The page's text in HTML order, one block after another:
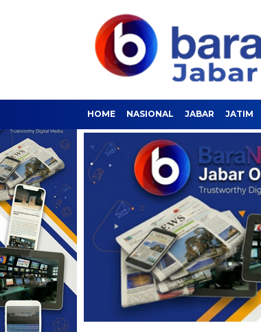
HOME NASIONAL JABAR JATIM